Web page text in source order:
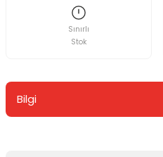
Sınırlı
Stok
Bilgi